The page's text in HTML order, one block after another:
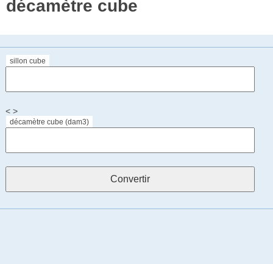
décamètre cube
sillon cube
< >
décamètre cube (dam3)